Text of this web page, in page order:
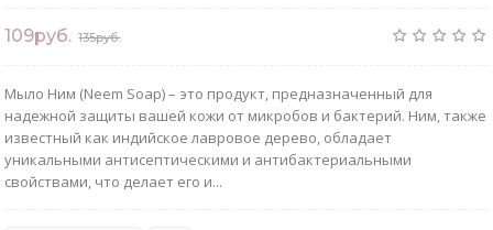
109руб. 135руб.
Мыло Ним (Neem Soap) – это продукт, предназначенный для
надежной защиты вашей кожи от микробов и бактерий. Ним, также
известный как индийское лавровое дерево, обладает
уникальными антисептическими и антибактериальными
свойствами, что делает его и...